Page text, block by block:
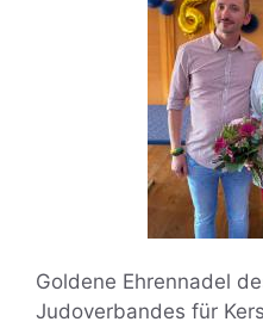
Goldene Ehrennadel
Judoverbandes für